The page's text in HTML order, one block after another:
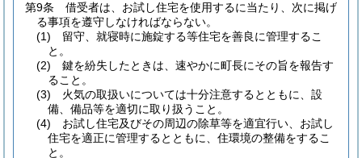
第9条
借受者は、お試し住宅を使用するに当たり、次に掲げ
る事項を遵守しなければならない。
(1)
留守、就寝時に施錠する等住宅を善良に管理するこ
と。
(2)
鍵を紛失したときは、速やかに町長にその旨を報告す
ること。
(3)
火気の取扱いについては十分注意するとともに、設
備、備品等を適切に取り扱うこと。
(4)
お試し住宅及びその周辺の除草等を適宜行い、お試し
住宅を適正に管理するとともに、住環境の整備をするこ
と。